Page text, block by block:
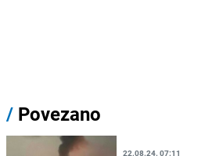
/ Povezano
22.08.24. 07:11